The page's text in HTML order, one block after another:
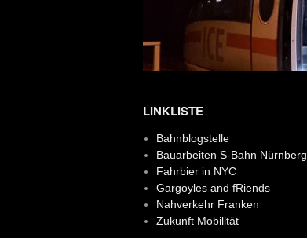
LINKLISTE
Bahnblogstelle
Bauarbeiten S-Bahn Nürnberg
Fahrbier in NYC
Gargoyles and fRiends
Nahverkehr Franken
Zukunft Mobilität